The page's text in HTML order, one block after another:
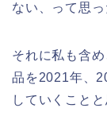
ない、って思っ
それに私も含
品を2021年、
していくことと